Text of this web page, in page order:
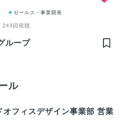
セールス・事業開発
243回視聴
ループ
ル
フィスデザイン事業部 営業